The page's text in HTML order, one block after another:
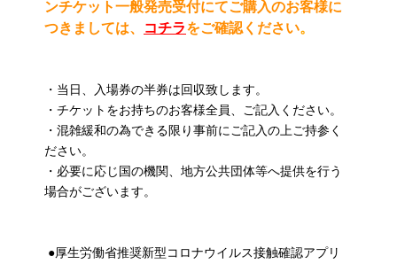
ンチケット一般発売受付にてご購入のお客様に
つきましては、
コチラをご確認ください。
・当日、入場券の半券は回収致します。
・チケットをお持ちのお客様全員、ご記入ください。
・混雑緩和の為できる限り事前にご記入の上ご持参く
ださい。
・必要に応じ国の機関、地方公共団体等へ提供を行う
場合がございます。
●厚生労働省推奨新型コロナウイルス接触確認アプリ